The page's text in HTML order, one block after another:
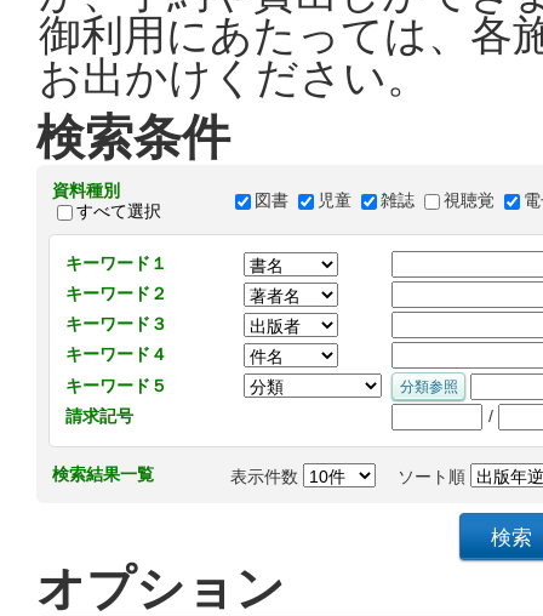
御利用にあたっては、各
お出かけください。
検索条件
資料種別
すべて選択
図書 児童 雑誌 視聴覚
キーワード１
キーワード２
キーワード３
キーワード４
キーワード５
請求記号
/
検索結果一覧 表示件数 ソート順
オプション